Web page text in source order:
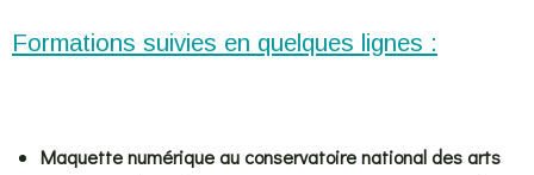
Formations suivies en quelques lignes :
Maquette numérique au conservatoire national des arts